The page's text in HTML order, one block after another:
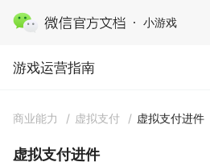
小游戏
游戏运营指南
游戏运营指南
商业能力 / 虚拟支付 / 虚拟支付进件
虚拟支付进件